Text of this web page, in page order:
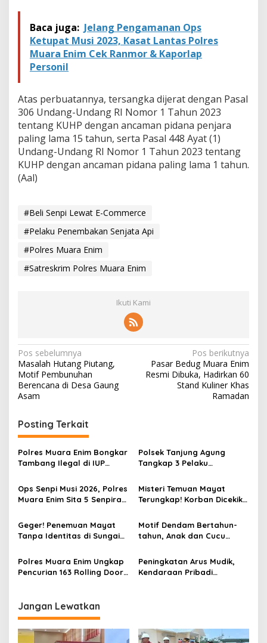
Baca juga: Jelang Pengamanan Ops
Ketupat Musi 2023, Kasat Lantas Polres
Muara Enim Cek Ranmor & Kaporlap
Personil
Atas perbuatannya, tersangka dijerat dengan Pasal
306 Undang-Undang RI Nomor 1 Tahun 2023
tentang KUHP dengan ancaman pidana penjara
paling lama 15 tahun, serta Pasal 448 Ayat (1)
Undang-Undang RI Nomor 1 Tahun 2023 tentang
KUHP dengan ancaman pidana paling lama 1 tahun.
(Aal)
#Beli Senpi Lewat E-Commerce
#Pelaku Penembakan Senjata Api
#Polres Muara Enim
#Satreskrim Polres Muara Enim
Ikuti Kami
N
a
v
i
g
a
s
i
p
o
s
Pos sebelumnya
Masalah Hutang Piutang,
Motif Pembunuhan
Berencana di Desa Gaung
Asam
Pos berikutnya
Pasar Bedug Muara Enim
Resmi Dibuka, Hadirkan 60
Stand Kuliner Khas
Ramadan
Posting Terkait
Polres Muara Enim Bongkar
Tambang Ilegal di IUP
Miliar
Polsek Tanjung Agung
Tangkap 3 Pelaku
Satu Masih DPO
Ops Senpi Musi 2026, Polres
Muara Enim Sita 5 Senpira
Tersangka
Misteri Temuan Mayat
Terungkap! Korban Dicekik
Tewas, Jasad Dibakar dan
Dibuang ke Sungai Enim
Geger! Penemuan Mayat
Tanpa Identitas di Sungai
Motif Dendam Bertahun-
tahun, Anak dan Cucu
Polres Muara Enim Ungkap
Pencurian 163 Rolling Door
Peningkatan Arus Mudik,
Kendaraan Pribadi
Jangan Lewatkan